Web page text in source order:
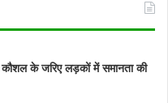
कौशल के जरिए लड़कों में समानता की